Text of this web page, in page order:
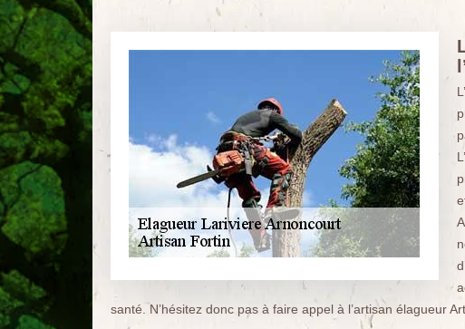
santé. N’hésitez donc pas à faire appel à l’artisan élagueur